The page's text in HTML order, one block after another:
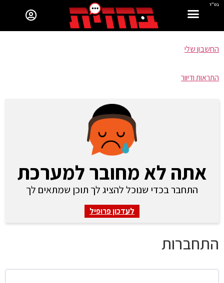
בס"ד
החשבון שלי
התראות ודיוור
אתה לא מחובר למערכת
התחבר בכדי שנוכל להציג לך תוכן שמתאים לך
לעדכון פרופיל
התחברות